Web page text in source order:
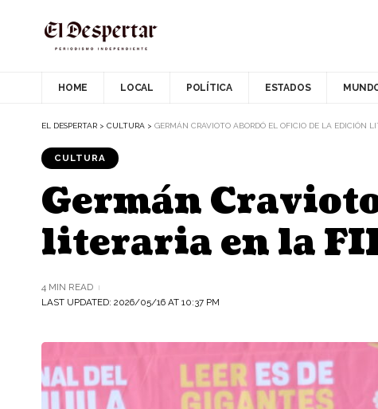
HOME LOCAL POLÍTICA ESTADOS
EL DESPERTAR > CULTURA > GERMÁN CRAVIOTO ABORDÓ EL OFICIO DE LA EDICIÓN
CULTURA
Germán
literaria en la
LAST UPDATED: 2026/05/16 AT 10:37 PM
4 MIN READ